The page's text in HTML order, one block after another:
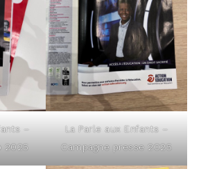
–
2025
La Parle aux Enfants –
Cam­pagne presse 2025